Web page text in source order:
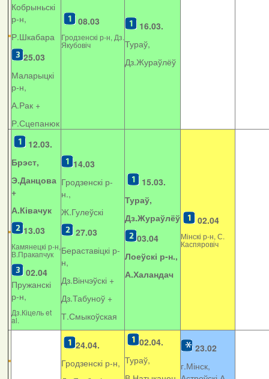
Кобрыньскі
р-н,
Р.Шкабара
25.03
Маларыцкі
р-н,
А.Рак +
Р.Сцепанюк
08.03
Гродзенскі р-н, Дз.
Якубовіч
16.03.
Тураў,
Дз.Жураўлёў
12.03.
Брэст,
Э.Данцова
+
А.Ківачук
13.03
Камянецкі р-н,
В.Пракапчук
02.04
Пружанскі
р-н,
Дз.Кіцель et
al.
14.03
Гродзенскі р-
н.,
Ж.Гулеўскі
27.03
Бераставіцкі р-
н,
Дз.Вінчэўскі +
Дз.Табуноў +
Т.Смыкоўская
15.03.
Тураў,
Дз.Жураўлёў
03.04
Лоеўскі р-н.,
А.Халандач
02.04
Мінскі р-н, С.
Каспяровіч
24.04.
Гродзенскі р-н,
02.04.
Тураў,
23.02
г.Мінск,